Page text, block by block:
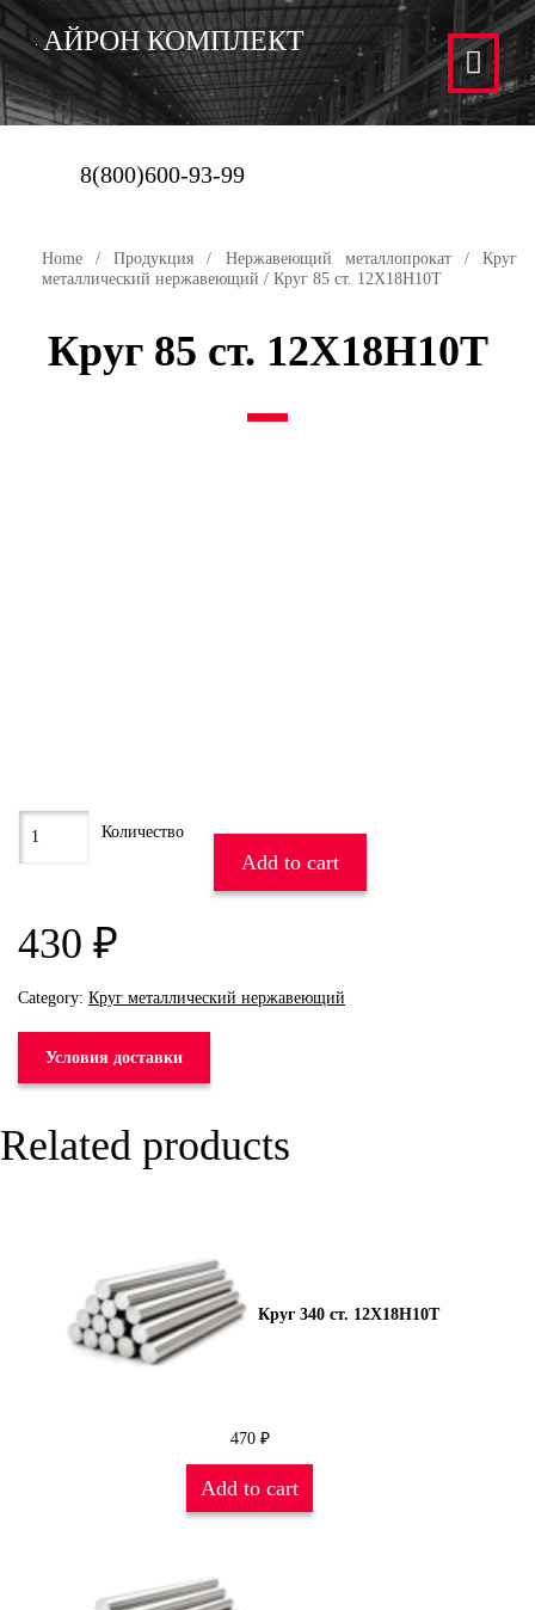
АЙРОН КОМПЛЕКТ
8(800)600-93-99
Home /Продукция / Нержавеющий металлопрокат/Круг
металлический нержавеющий / Круг 85 ст. 12Х18Н10Т
Круг 85 ст. 12Х18Н10Т
430 ₽
Add to cart
Category: Круг металлический нержавеющий
Условия доставки
Related products
Круг 340 ст. 12Х18Н10Т
470 ₽
Add to cart